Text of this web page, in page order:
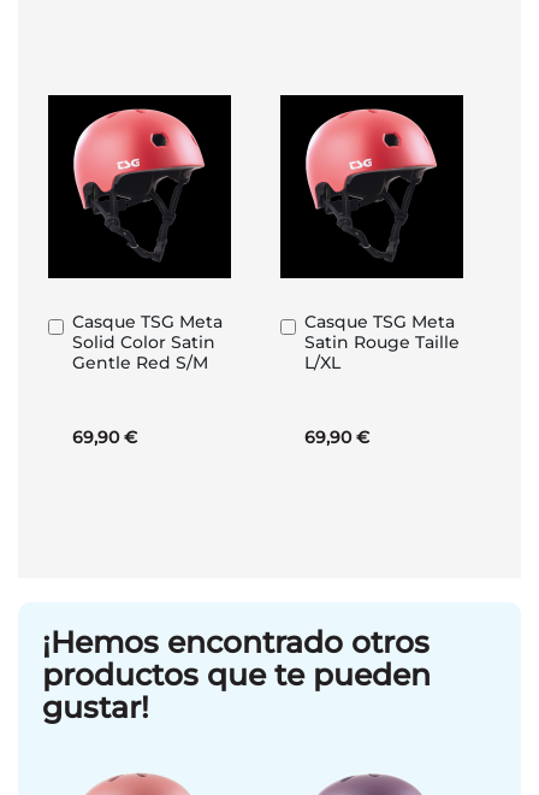
Casque TSG Meta
Solid Color Satin
Gentle Red S/M
69,90 €
Añadir
al
carrito
Casque TSG Meta
Satin Rouge Taille
L/XL
69,90 €
Añadir
al
carrito
¡Hemos encontrado otros
productos que te pueden
gustar!